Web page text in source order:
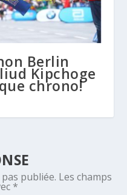
Berlin
Kipchoge
chrono!
publiée. Les champs
*